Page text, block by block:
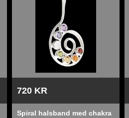
720 KR
Spiral halsband med chakra